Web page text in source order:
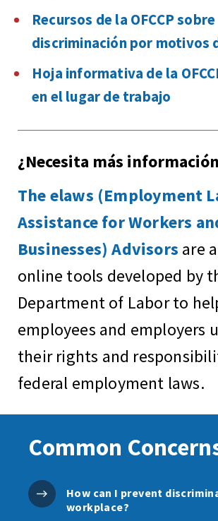
Recursos de la OFCCP sobre
discriminación por motivos
Hoja informativa de la
en el lugar de trabajo
¿Necesita más
The elaws (Employment
Assistance for Workers
Businesses) Advisors are
online tools developed by
Department of Labor to
employees and employers
their rights and
federal employment laws.
Common
How can I prevent
workplace?